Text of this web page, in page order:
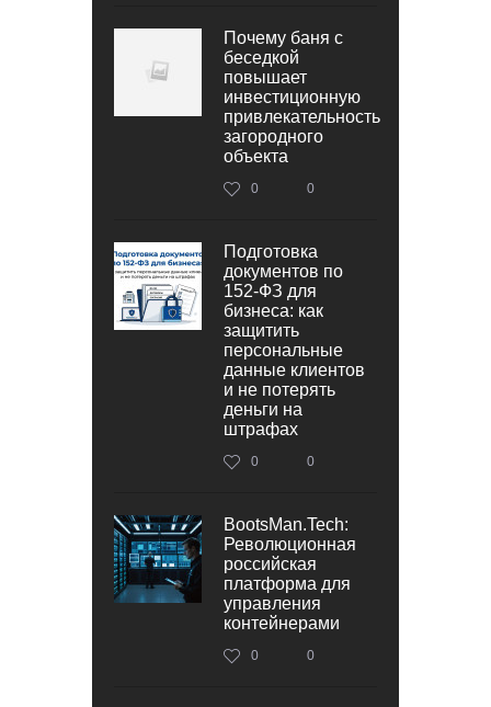
Почему баня с
беседкой
повышает
инвестиционную
привлекательность
загородного
объекта
0 0
Подготовка
документов по
152‑ФЗ для
бизнеса: как
защитить
персональные
данные клиентов
и не потерять
деньги на
штрафах
0 0
BootsMan.Tech:
Революционная
российская
платформа для
управления
контейнерами
0 0